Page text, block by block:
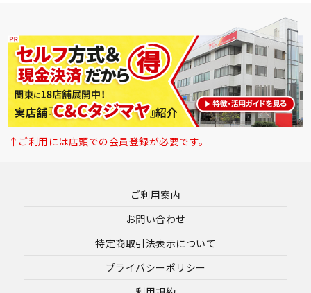
↑ご利用には店頭での会員登録が必要です。
ご利用案内
お問い合わせ
特定商取引法表示について
プライバシーポリシー